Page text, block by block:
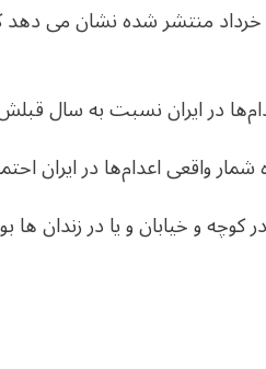
سال قبلش که246 مورد بوده، افزایشی چشمگیر
واقعی اعدام‌ها در ایران
کوچه و خیابان و یا در زندان